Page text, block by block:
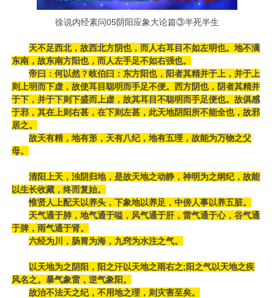
徐说内经素问05阴阳应象大论篇③半死半生
天不足西北，故西北方阴也，而人右耳目不如左明也。地不满
东南，故东南方阳也，而人左手足不如右强也。
帝曰：何以然？岐伯曰：东方阳也，阳者其精并于上，并于上
则上明而下虚，故使耳目聪明而手足不便。西方阴也，阴者其精并
于下，并于下则下盛而上虚，故其耳目不聪明而手足便也。故俱感
于邪，其在上则右甚，在下则左甚，此天地阴阳所不能全也，故邪
居之。
故天有精，地有形，天有八纪，地有五理，故能为万物之父
母。
清阳上天，浊阴归地，是故天地之动静，神明为之纲纪，故能
以生长收藏，终而复始。
惟贤人上配天以养头，下象地以养足，中傍人事以养五脏。
天气通于肺，地气通于嗌，风气通于肝，雷气通于心，谷气通
于脾，雨气通于肾。
六经为川，肠胃为海，九窍为水注之气。
以天地为之阴阳，阳之汗以天地之雨右之;阳之气以天地之疾
风名之。暴气象雷，逆气象阳。
故治不法天之纪，不用地之理，则灾害至矣。